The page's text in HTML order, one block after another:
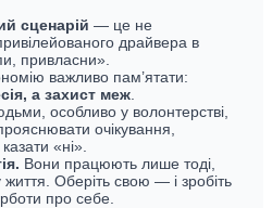
сценарій — це не
драйвера в
привласни».
важливо пам’ятати:
а захист меж
особливо у волонтерстві,
очікування,
«ні».
Вони працюють лише тоді,
життя. Оберіть свою — і зробіть
про себе.